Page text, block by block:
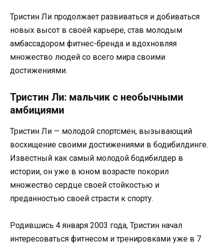
Тристин Ли продолжает развиваться и добиваться
новых высот в своей карьере, став молодым
амбассадором фитнес-бренда и вдохновляя
множество людей со всего мира своими
достижениями.
Тристин Ли: мальчик с необычными
амбициями
Тристин Ли — молодой спортсмен, вызывающий
восхищение своими достижениями в бодибилдинге.
Известный как самый молодой бодибилдер в
истории, он уже в юном возрасте покорил
множество сердце своей стойкостью и
преданностью своей страсти к спорту.
Родившись 4 января 2003 года, Тристин начал
интересоваться фитнесом и тренировками уже в 7